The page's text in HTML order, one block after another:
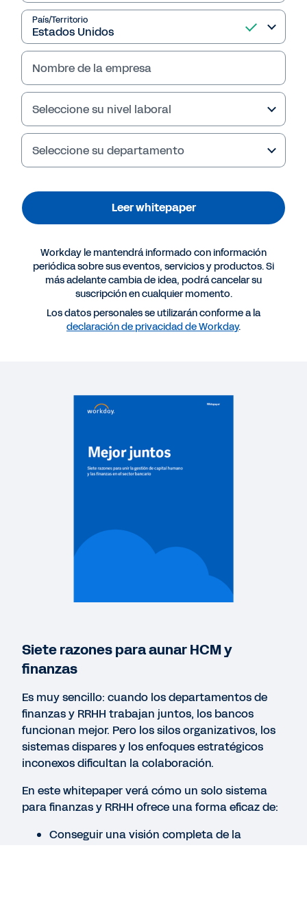
empresa.
Leer whitepaper
Más recursos
WHITEPAPER
Mejor juntos: siete razones para unir la gestión de
transformación
datos | Testimonios de los clientes
Cómo los CFO del sector de servicios financieros
CASO PRÁCTICO
competitividad en los servicios financieros
QUICK DEMO
Workday Financial Services
6:46
Ver más recursos
País/Territorio
Nombre de la empresa
Seleccione su nivel laboral
Seleccione su departamento
Leer whitepaper
Workday le mantendrá informado con información
periódica sobre sus eventos, servicios y productos. Si
más adelante cambia de idea, podrá cancelar su
suscripción en cualquier momento.
Los datos personales se utilizarán conforme a la
declaración de privacidad de Workday.
Siete razones para aunar HCM y
finanzas
Es muy sencillo: cuando los departamentos de
finanzas y RRHH trabajan juntos, los bancos
funcionan mejor. Pero los silos organizativos, los
sistemas dispares y los enfoques estratégicos
inconexos dificultan la colaboración.
En este whitepaper verá cómo un solo sistema
para finanzas y RRHH ofrece una forma eficaz de:
Conseguir una visión completa de la